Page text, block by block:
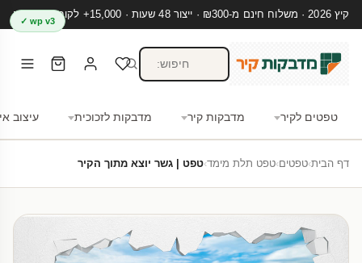
קיץ 2026 · משלוח חינם מ-₪300 · ייצור 48 שעות · 15,000+ לקוחות מרוצים
טפטים לקיר מדבקות קיר מדבקות לזכוכית עיצוב
wp v3 ✓
דף הבית›טפטים›טפט תלת מימד›טפט | גשר יוצא מתוך הקיר